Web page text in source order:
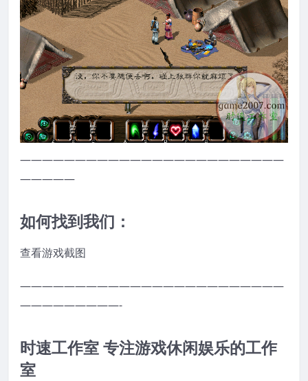
————————————————————————
—————
如何找到我们：
查看游戏截图
————————————————————————
—————————-
时速工作室 专注游戏休闲娱乐的工作
室